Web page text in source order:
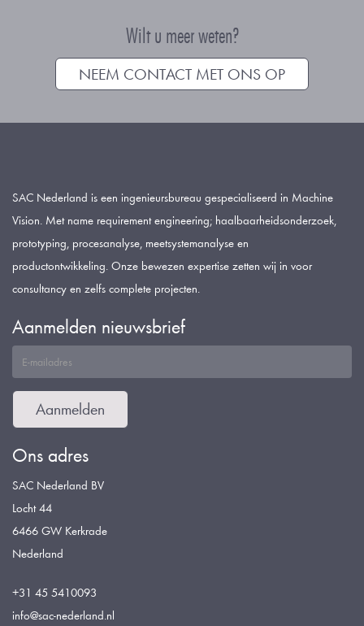
Wilt u meer weten?
NEEM CONTACT MET ONS OP
SAC Nederland is een ingenieursbureau gespecialiseerd in Machine
Vision. Met name requirement engineering; haalbaarheidsonderzoek,
prototyping, procesanalyse, meetsystemanalyse en
productontwikkeling. Onze bewezen expertise zetten wij in voor
consultancy en zelfs complete projecten.
Aanmelden nieuwsbrief
Aanmelden
Ons adres
SAC Nederland BV
Locht 44
6466 GW Kerkrade
Nederland
+31 45 5410093
info@sac-nederland.nl